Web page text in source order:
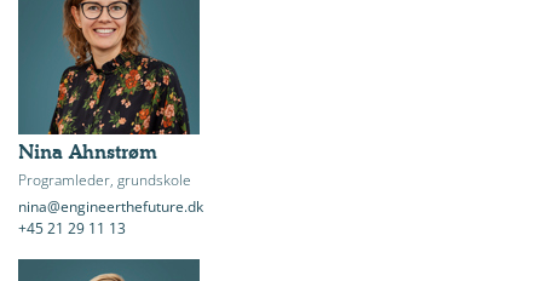
Nina Ahnstrøm
Programleder, grundskole
nina@engineerthefuture.dk
+45 21 29 11 13